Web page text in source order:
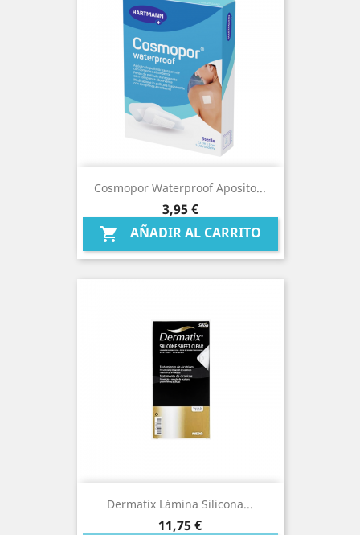
Cosmopor Waterproof Aposito...
Precio
3,95 €
 AÑADIR AL CARRITO
Dermatix Lámina Silicona...
Precio
11,75 €